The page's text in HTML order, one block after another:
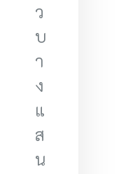
ว
บ
า
ง
แ
ส
น